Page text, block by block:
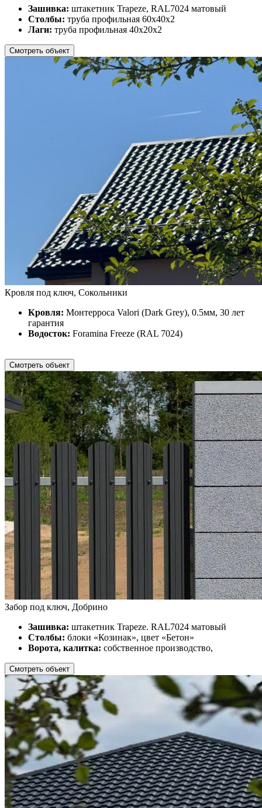
Зашивка: штакетник Trapeze, RAL7024 матовый
Столбы: труба профильная 60х40х2
Лаги: труба профильная 40х20х2
Смотреть объект
Кровля под ключ, Сокольники
Кровля: Монтерроса Valori (Dark Grey), 0.5мм, 30 лет
гарантия
Водосток: Foramina Freeze (RAL 7024)
Смотреть объект
Забор под ключ, Добрино
Зашивка: штакетник Trapeze. RAL7024 матовый
Столбы: блоки «Козинак», цвет «Бетон»
Ворота, калитка: собственное производство,
Смотреть объект